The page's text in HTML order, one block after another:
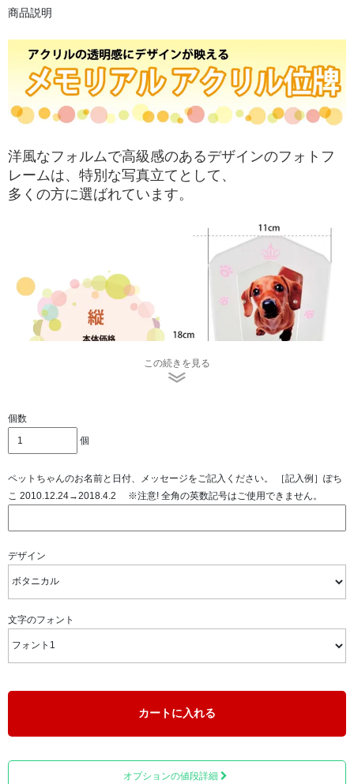
商品説明
洋風なフォルムで高級感のあるデザインのフォトフ
レームは、特別な写真立てとして、
多くの方に選ばれています。
マグネット式のアクリル位牌にお写真・お名前・日付が印
刷され、取り外し可能です。
この続きを見る
個数
個
ペットちゃんのお名前と日付、メッセージをご記入ください。 ［記入例］ぽち
こ 2010.12.24→2018.4.2 ※注意! 全角の英数記号はご使用できません。
デザイン
文字のフォント
カートに入れる
オプションの値段詳細